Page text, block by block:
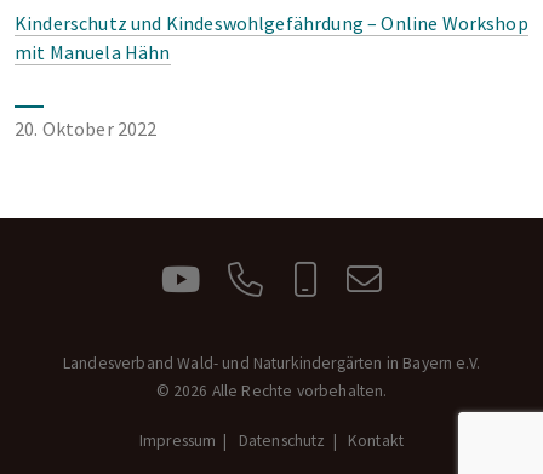
Kinderschutz und Kindeswohlgefährdung – Online Workshop
mit Manuela Hähn
20. Oktober 2022
Landesverband Wald- und Naturkindergärten in Bayern e.V.
© 2026 Alle Rechte vorbehalten.
Impressum Datenschutz Kontakt